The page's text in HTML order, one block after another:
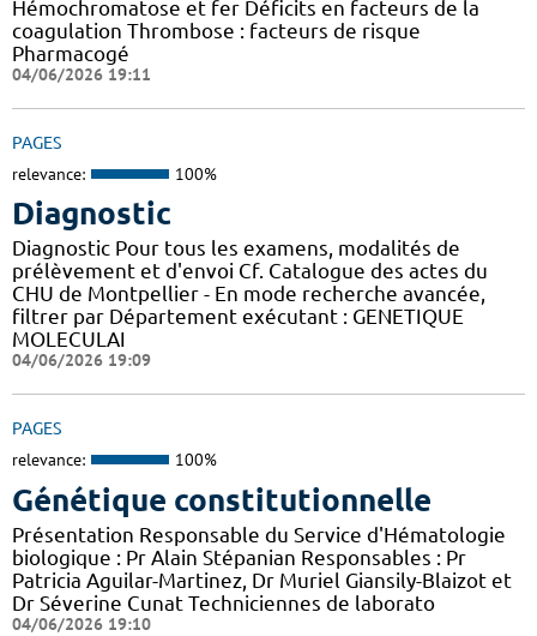
Hémochromatose et fer Déficits en facteurs de la
coagulation Thrombose : facteurs de risque
Pharmacogé
04/06/2026 19:11
PAGES
relevance: 100%
Diagnostic
Diagnostic Pour tous les examens, modalités de
prélèvement et d'envoi Cf. Catalogue des actes du
CHU de Montpellier - En mode recherche avancée,
filtrer par Département exécutant : GENETIQUE
MOLECULAI
04/06/2026 19:09
PAGES
relevance: 100%
Génétique constitutionnelle
Présentation Responsable du Service d'Hématologie
biologique : Pr Alain Stépanian Responsables : Pr
Patricia Aguilar-Martinez, Dr Muriel Giansily-Blaizot et
Dr Séverine Cunat Techniciennes de laborato
04/06/2026 19:10